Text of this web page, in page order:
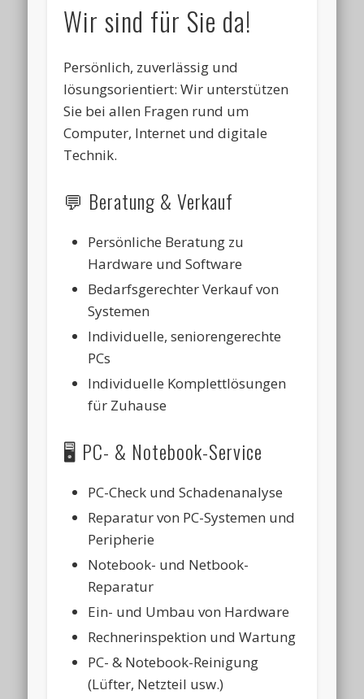
Wir sind für Sie da!
Persönlich, zuverlässig und
lösungsorientiert: Wir unterstützen
Sie bei allen Fragen rund um
Computer, Internet und digitale
Technik.
💬 Beratung & Verkauf
Persönliche Beratung zu
Hardware und Software
Bedarfsgerechter Verkauf von
Systemen
Individuelle, seniorengerechte
PCs
Individuelle Komplettlösungen
für Zuhause
🖥️ PC- & Notebook-Service
PC-Check und Schadenanalyse
Reparatur von PC-Systemen und
Peripherie
Notebook- und Netbook-
Reparatur
Ein- und Umbau von Hardware
Rechnerinspektion und Wartung
PC- & Notebook-Reinigung
(Lüfter, Netzteil usw.)